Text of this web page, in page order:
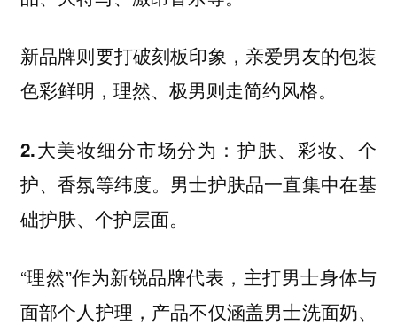
新品牌则要打破刻板印象，亲爱男友的包装
色彩鲜明，理然、极男则走简约风格。
2.大美妆细分市场分为 ：护肤、彩妆、个
护、香氛等纬度。男士护肤品一直集中在基
础护肤、个护层面。
“理然”作为新锐品牌代表，主打男士身体与
面部个人护理，产品不仅涵盖男士洗面奶、